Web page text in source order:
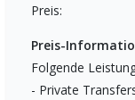
Preis:
Preis-
Folgende
- Private